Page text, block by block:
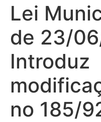
Lei
de 23/
Introduz
no 185/